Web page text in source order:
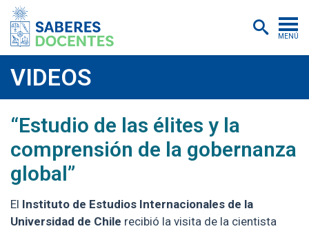
MENÚ
Postítulos y diplomados
Asistencias educativas
Investigación
Quiénes somos
VIDEOS
“Estudio de las élites y la
comprensión de la gobernanza
global”
El Instituto de Estudios Internacionales de la
Universidad de Chile recibió la visita de la cientista